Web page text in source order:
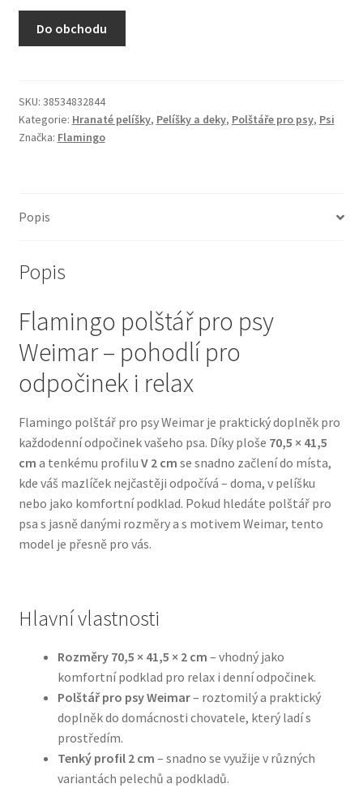
N&D Farmina pro kočky — Italské holistic krmivo
Pamlsky pro kočky
Purizon pro kočky
Veterinární dieta pro kočky
Vše pro psy — Krmivo, doplňky, vybavení
Boudy a výběhy
Bozita pro psy — Švédské krmivo s nordickou kvalitou
Brit pro psy
Granule pro psy
Natural Trainer pro psy — Italské krmivo s
přírodními složkami
Hračky pro psy
Konzervy a kapsičky pro psy
N&D Farmina pro psy — Italské holistic krmivo
Do obchodu
SKU: 38534832844
Kategorie: Hranaté pelíšky, Pelíšky a deky, Polštáře pro psy, Psi
Značka: Flamingo
Popis
Popis
Flamingo polštář pro psy
Weimar – pohodlí pro
odpočinek i relax
Flamingo polštář pro psy Weimar je praktický doplněk pro
každodenní odpočinek vašeho psa. Díky ploše 70,5 × 41,5
cm a tenkému profilu V 2 cm se snadno začlení do místa,
kde váš mazlíček nejčastěji odpočívá – doma, v pelíšku
nebo jako komfortní podklad. Pokud hledáte polštář pro
psa s jasně danými rozměry a s motivem Weimar, tento
model je přesně pro vás.
Hlavní vlastnosti
Rozměry 70,5 × 41,5 × 2 cm – vhodný jako
komfortní podklad pro relax i denní odpočinek.
Polštář pro psy Weimar– roztomilý a praktický
doplněk do domácnosti chovatele, který ladí s
prostředím.
Tenký profil 2 cm – snadno se využije v různých
variantách pelechů a podkladů.